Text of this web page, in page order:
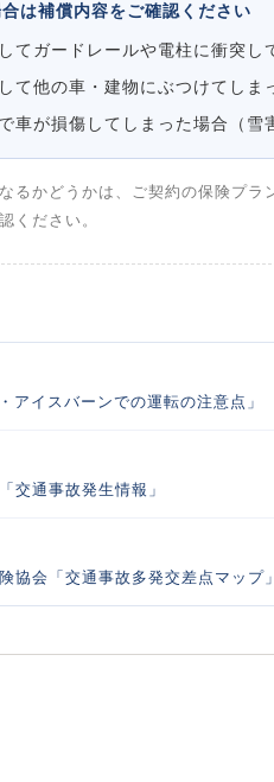
は補償内容をご確認ください
てガードレールや電柱に衝突し
て他の車・建物にぶつけてしま
車が損傷してしまった場合（雪
るかどうかは、ご契約の保険プラ
ください。
アイスバーンでの運転の注意点」
交通事故発生情報」
協会「交通事故多発交差点マップ」